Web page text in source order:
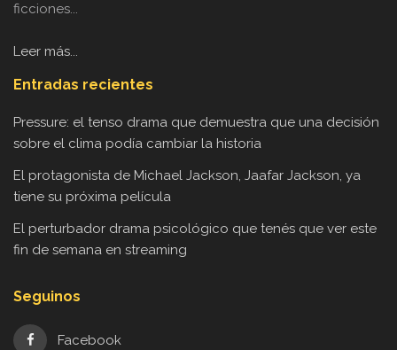
ficciones...
Leer más...
Entradas recientes
Pressure: el tenso drama que demuestra que una decisión
sobre el clima podía cambiar la historia
El protagonista de Michael Jackson, Jaafar Jackson, ya
tiene su próxima película
El perturbador drama psicológico que tenés que ver este
fin de semana en streaming
Seguinos
Facebook